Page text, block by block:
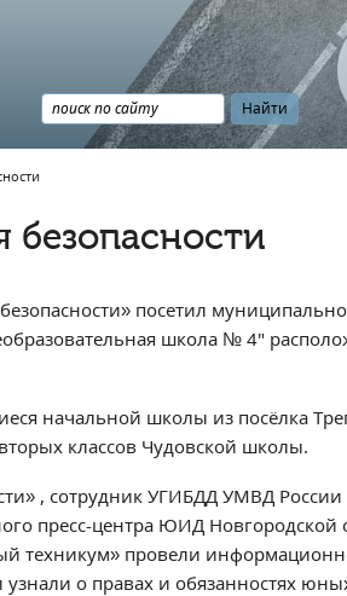
безопасности
посетил
школа № 4"
начальной школы из посёлка
классов Чудовской школы.
, сотрудник УГИБДД УМВД России
пресс-центра ЮИД Новгородской
техникум» провели
о правах и обязанностях